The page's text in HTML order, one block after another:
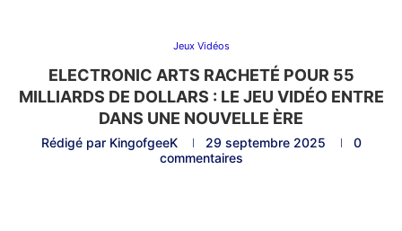
Jeux Vidéos
ELECTRONIC ARTS RACHETÉ POUR 55
MILLIARDS DE DOLLARS : LE JEU VIDÉO ENTRE
DANS UNE NOUVELLE ÈRE
Rédigé par KingofgeeK 29 septembre 2025
0
commentaires